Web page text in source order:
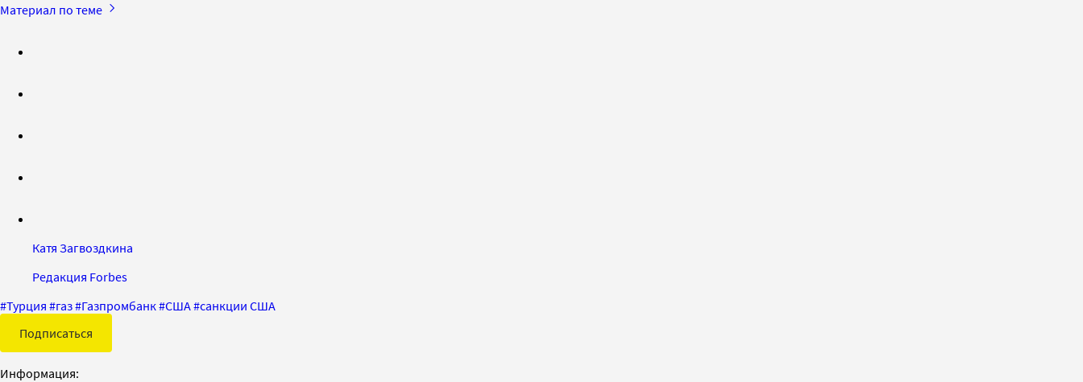
Материал по теме
Катя Загвоздкина
Редакция Forbes
#Турция #газ#Газпромбанк#США#санкции США
Подписаться
Информация: